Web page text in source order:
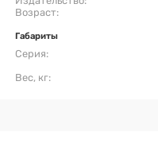
Возраст:
Габариты
Серия:
Вес, кг: